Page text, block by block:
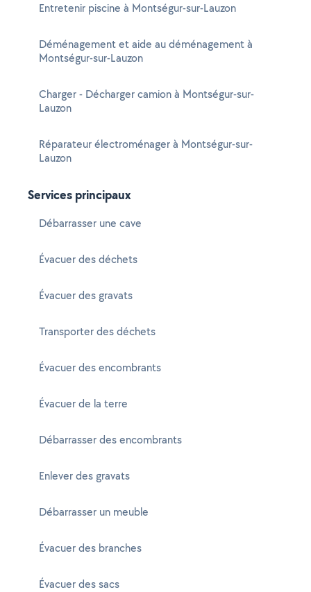
Entretenir piscine à Montségur-sur-Lauzon
Déménagement et aide au déménagement à
Montségur-sur-Lauzon
Charger - Décharger camion à Montségur-sur-
Lauzon
Réparateur électroménager à Montségur-sur-
Lauzon
Services principaux
Débarrasser une cave
Évacuer des déchets
Évacuer des gravats
Transporter des déchets
Évacuer des encombrants
Évacuer de la terre
Débarrasser des encombrants
Enlever des gravats
Débarrasser un meuble
Évacuer des branches
Évacuer des sacs